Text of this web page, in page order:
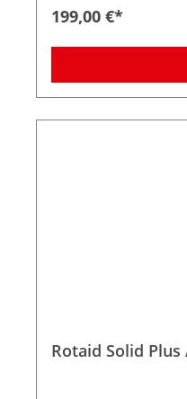
199,00 €*
Rotaid Solid Plus